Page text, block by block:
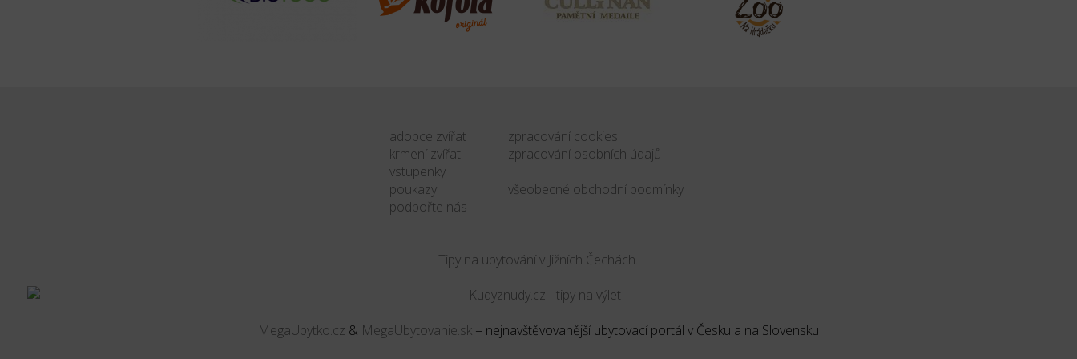
adopce zvířat
krmení zvířat
vstupenky
poukazy
podpořte nás
zpracování cookies
zpracování osobních údajů
všeobecné obchodní podmínky
Tipy na ubytování v Jižních Čechách.
MegaUbytko.cz & MegaUbytovanie.sk= nejnavštěvovanější ubytovací portál v Česku a na Slovensku